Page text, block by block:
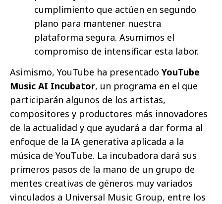
cumplimiento que actúen en segundo
plano para mantener nuestra
plataforma segura. Asumimos el
compromiso de intensificar esta labor.
Asimismo, YouTube ha presentado YouTube
Music AI Incubator, un programa en el que
participarán algunos de los artistas,
compositores y productores más innovadores
de la actualidad y que ayudará a dar forma al
enfoque de la IA generativa aplicada a la
música de YouTube. La incubadora dará sus
primeros pasos de la mano de un grupo de
mentes creativas de géneros muy variados
vinculados a Universal Music Group, entre los